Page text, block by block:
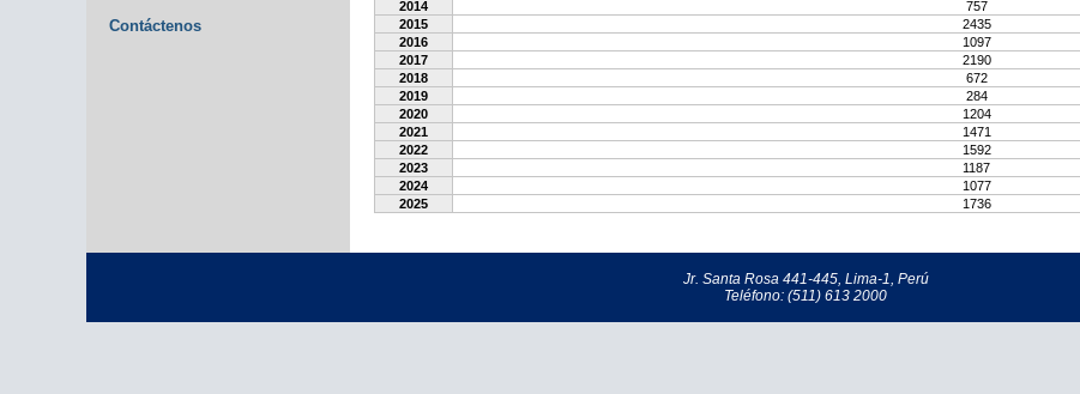
Contáctenos
2014
757
2015
2435
2016
1097
2017
2190
2018
672
2019
284
2020
1204
2021
1471
2022
1592
2023
1187
2024
1077
2025
1736
Jr. Santa Rosa 441-445, Lima-1, Perú
Teléfono: (511) 613 2000